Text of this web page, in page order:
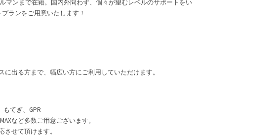
マンまで在籍。国内外問わず、個々が望むレベルのサポートをい
ランをご用意いたします！
出る方まで、幅広い方にご利用していただけます。
てぎ、GPR
など多数ご用意ございます。
せて頂けます。